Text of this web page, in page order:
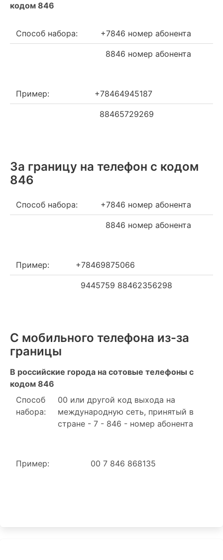
кодом 846
Способ набора: +7846 номер абонента
8846 номер абонента
Пример: +78464945187
88465729269
За границу на телефон c кодом
846
Способ набора: +7846 номер абонента
8846 номер абонента
Пример: +78469875066
9445759 88462356298
С мобильного телефона из-за
границы
В российские города на сотовые телефоны с
кодом 846
Способ
набора:
00 или другой код выхода на
международную сеть, принятый в
стране - 7 - 846 - номер абонента
Пример: 00 7 846 868135